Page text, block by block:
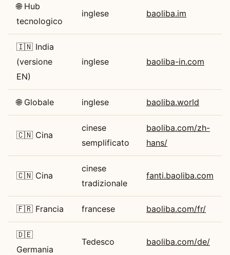
🌐 Hub
tecnologico
inglese baoliba.im
🇮🇳 India
(versione
EN)
inglese baoliba-in.com
🌐 Globale inglese baoliba.world
🇨🇳 Cina
cinese
semplificato
baoliba.com/zh-
hans/
🇨🇳 Cina
cinese
tradizionale
fanti.baoliba.com
🇫🇷 Francia francese baoliba.com/fr/
🇩🇪
Germania
Tedesco baoliba.com/de/